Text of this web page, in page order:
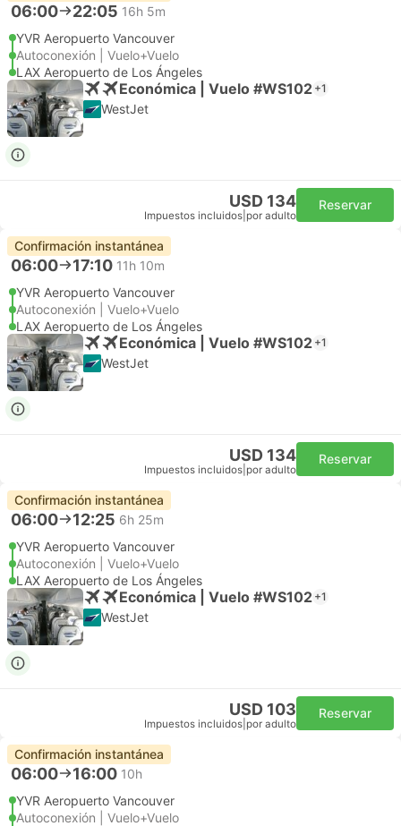
06:00 22:05 16h 5m
YVR Aeropuerto Vancouver
Autoconexión | Vuelo+Vuelo
LAX Aeropuerto de Los Ángeles
Económica | Vuelo #WS102 +1
WestJet
USD 134
Impuestos incluidos por adulto
Reservar
Confirmación instantánea
06:00 17:10 11h 10m
YVR Aeropuerto Vancouver
Autoconexión | Vuelo+Vuelo
LAX Aeropuerto de Los Ángeles
Económica | Vuelo #WS102 +1
WestJet
USD 134
Impuestos incluidos por adulto
Reservar
Confirmación instantánea
06:00 12:25 6h 25m
YVR Aeropuerto Vancouver
Autoconexión | Vuelo+Vuelo
LAX Aeropuerto de Los Ángeles
Económica | Vuelo #WS102 +1
WestJet
USD 103
Impuestos incluidos por adulto
Reservar
Confirmación instantánea
06:00 16:00 10h
YVR Aeropuerto Vancouver
Autoconexión | Vuelo+Vuelo